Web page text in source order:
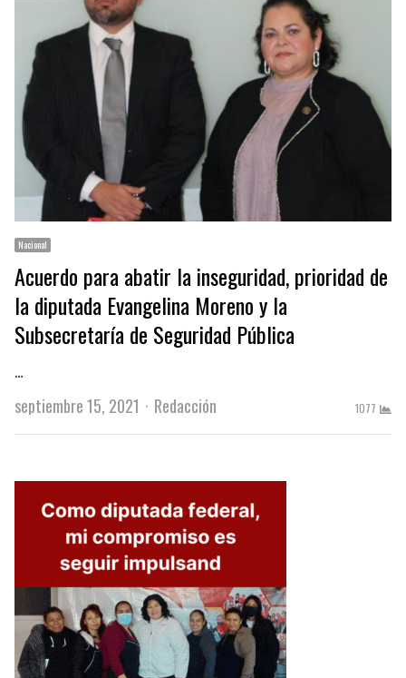
Nacional
Acuerdo para abatir la inseguridad, prioridad de
la diputada Evangelina Moreno y la
Subsecretaría de Seguridad Pública
…
septiembre 15, 2021
Author
Redacción 1077